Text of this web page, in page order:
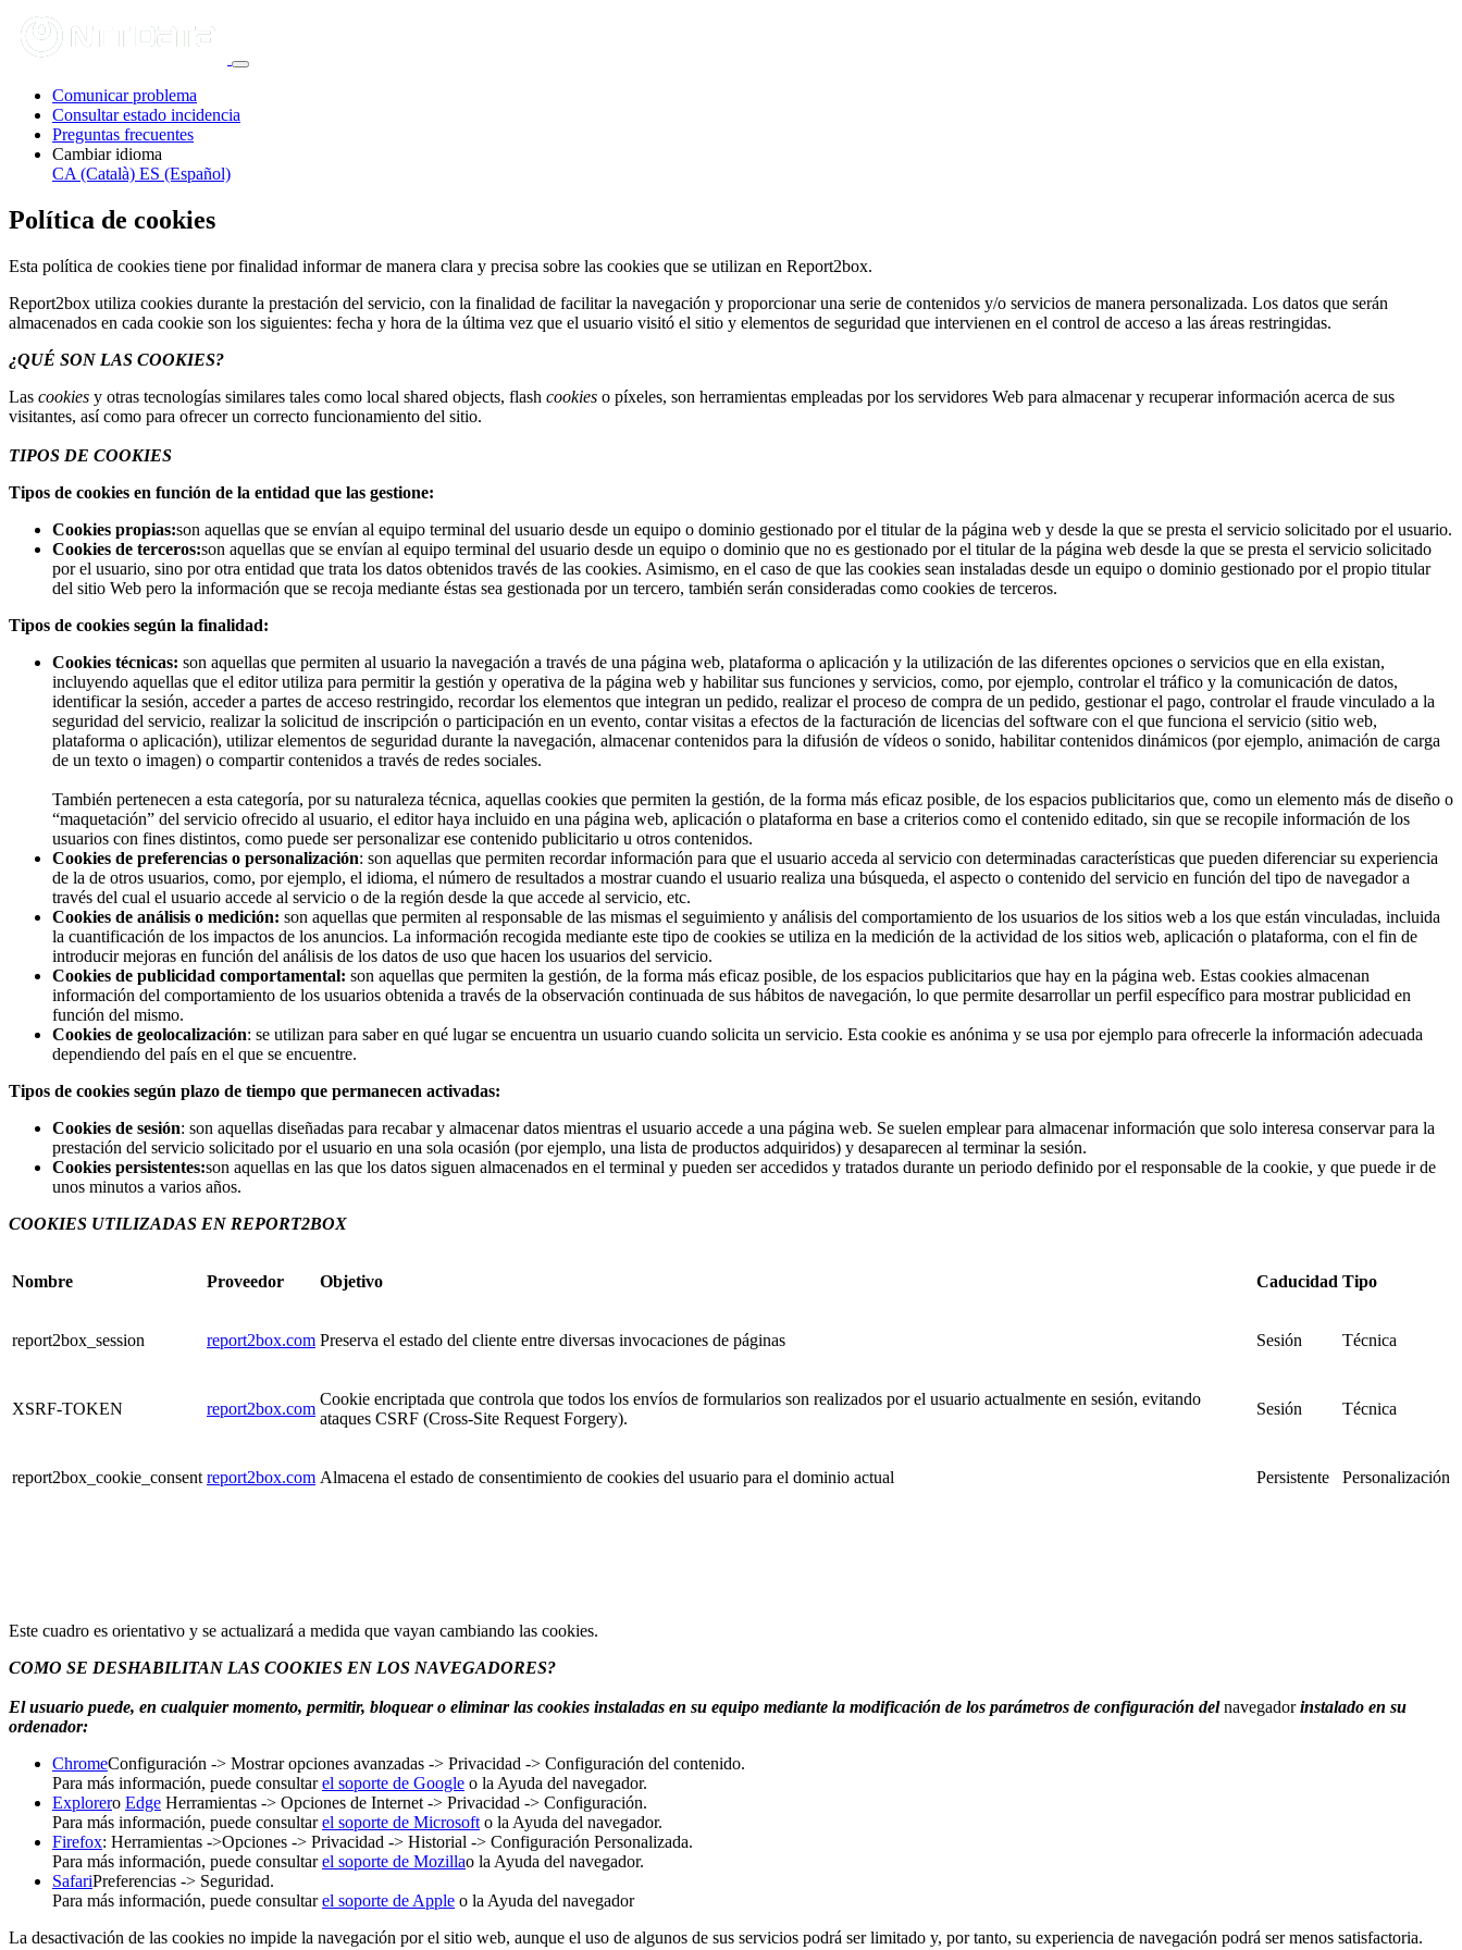
Comunicar problema
Consultar estado incidencia
Preguntas frecuentes
Cambiar idioma
CA (Català) ES (Español)
Política de cookies
Esta política de cookies tiene por finalidad informar de manera clara y precisa sobre las cookies que se utilizan en Report2box.
Report2box utiliza cookies durante la prestación del servicio, con la finalidad de facilitar la navegación y proporcionar una serie de contenidos y/o servicios de manera personalizada. Los datos que serán
almacenados en cada cookie son los siguientes: fecha y hora de la última vez que el usuario visitó el sitio y elementos de seguridad que intervienen en el control de acceso a las áreas restringidas.
¿QUÉ SON LAS COOKIES?
Las cookies y otras tecnologías similares tales como local shared objects, flash cookies o píxeles, son herramientas empleadas por los servidores Web para almacenar y recuperar información acerca de sus
visitantes, así como para ofrecer un correcto funcionamiento del sitio.
TIPOS DE COOKIES
Tipos de cookies en función de la entidad que las gestione:
Cookies propias:son aquellas que se envían al equipo terminal del usuario desde un equipo o dominio gestionado por el titular de la página web y desde la que se presta el servicio solicitado por el usuario.
Cookies de terceros:son aquellas que se envían al equipo terminal del usuario desde un equipo o dominio que no es gestionado por el titular de la página web desde la que se presta el servicio solicitado
por el usuario, sino por otra entidad que trata los datos obtenidos través de las cookies. Asimismo, en el caso de que las cookies sean instaladas desde un equipo o dominio gestionado por el propio titular
del sitio Web pero la información que se recoja mediante éstas sea gestionada por un tercero, también serán consideradas como cookies de terceros.
Tipos de cookies según la finalidad:
Cookies técnicas: son aquellas que permiten al usuario la navegación a través de una página web, plataforma o aplicación y la utilización de las diferentes opciones o servicios que en ella existan,
incluyendo aquellas que el editor utiliza para permitir la gestión y operativa de la página web y habilitar sus funciones y servicios, como, por ejemplo, controlar el tráfico y la comunicación de datos,
identificar la sesión, acceder a partes de acceso restringido, recordar los elementos que integran un pedido, realizar el proceso de compra de un pedido, gestionar el pago, controlar el fraude vinculado a la
seguridad del servicio, realizar la solicitud de inscripción o participación en un evento, contar visitas a efectos de la facturación de licencias del software con el que funciona el servicio (sitio web,
plataforma o aplicación), utilizar elementos de seguridad durante la navegación, almacenar contenidos para la difusión de vídeos o sonido, habilitar contenidos dinámicos (por ejemplo, animación de carga
de un texto o imagen) o compartir contenidos a través de redes sociales.
También pertenecen a esta categoría, por su naturaleza técnica, aquellas cookies que permiten la gestión, de la forma más eficaz posible, de los espacios publicitarios que, como un elemento más de diseño o
“maquetación” del servicio ofrecido al usuario, el editor haya incluido en una página web, aplicación o plataforma en base a criterios como el contenido editado, sin que se recopile información de los
usuarios con fines distintos, como puede ser personalizar ese contenido publicitario u otros contenidos.
Cookies de preferencias o personalización: son aquellas que permiten recordar información para que el usuario acceda al servicio con determinadas características que pueden diferenciar su experiencia
de la de otros usuarios, como, por ejemplo, el idioma, el número de resultados a mostrar cuando el usuario realiza una búsqueda, el aspecto o contenido del servicio en función del tipo de navegador a
través del cual el usuario accede al servicio o de la región desde la que accede al servicio, etc.
Cookies de análisis o medición: son aquellas que permiten al responsable de las mismas el seguimiento y análisis del comportamiento de los usuarios de los sitios web a los que están vinculadas, incluida
la cuantificación de los impactos de los anuncios. La información recogida mediante este tipo de cookies se utiliza en la medición de la actividad de los sitios web, aplicación o plataforma, con el fin de
introducir mejoras en función del análisis de los datos de uso que hacen los usuarios del servicio.
Cookies de publicidad comportamental: son aquellas que permiten la gestión, de la forma más eficaz posible, de los espacios publicitarios que hay en la página web. Estas cookies almacenan
información del comportamiento de los usuarios obtenida a través de la observación continuada de sus hábitos de navegación, lo que permite desarrollar un perfil específico para mostrar publicidad en
función del mismo.
Cookies de geolocalización: se utilizan para saber en qué lugar se encuentra un usuario cuando solicita un servicio. Esta cookie es anónima y se usa por ejemplo para ofrecerle la información adecuada
dependiendo del país en el que se encuentre.
Tipos de cookies según plazo de tiempo que permanecen activadas:
Cookies de sesión: son aquellas diseñadas para recabar y almacenar datos mientras el usuario accede a una página web. Se suelen emplear para almacenar información que solo interesa conservar para la
prestación del servicio solicitado por el usuario en una sola ocasión (por ejemplo, una lista de productos adquiridos) y desaparecen al terminar la sesión.
Cookies persistentes:son aquellas en las que los datos siguen almacenados en el terminal y pueden ser accedidos y tratados durante un periodo definido por el responsable de la cookie, y que puede ir de
unos minutos a varios años.
COOKIES UTILIZADAS EN REPORT2BOX
Nombre Proveedor Objetivo Caducidad Tipo
report2box_session report2box.com Preserva el estado del cliente entre diversas invocaciones de páginas Sesión Técnica
XSRF-TOKEN report2box.com
Cookie encriptada que controla que todos los envíos de formularios son realizados por el usuario actualmente en sesión, evitando
ataques CSRF (Cross-Site Request Forgery).
Sesión Técnica
report2box_cookie_consent report2box.com Almacena el estado de consentimiento de cookies del usuario para el dominio actual Persistente Personalización
Este cuadro es orientativo y se actualizará a medida que vayan cambiando las cookies.
COMO SE DESHABILITAN LAS COOKIES EN LOS NAVEGADORES?
El usuario puede, en cualquier momento, permitir, bloquear o eliminar las cookies instaladas en su equipo mediante la modificación de los parámetros de configuración delnavegadorinstalado en su
ordenador:
ChromeConfiguración -> Mostrar opciones avanzadas -> Privacidad -> Configuración del contenido.
Para más información, puede consultarel soporte de Google o la Ayuda del navegador.
Explorero Edge Herramientas -> Opciones de Internet -> Privacidad -> Configuración.
Para más información, puede consultarel soporte de Microsoft o la Ayuda del navegador.
Firefox: Herramientas ->Opciones -> Privacidad -> Historial -> Configuración Personalizada.
Para más información, puede consultarel soporte de Mozillao la Ayuda del navegador.
SafariPreferencias -> Seguridad.
Para más información, puede consultarel soporte de Apple o la Ayuda del navegador
La desactivación de las cookies no impide la navegación por el sitio web, aunque el uso de algunos de sus servicios podrá ser limitado y, por tanto, su experiencia de navegación podrá ser menos satisfactoria.